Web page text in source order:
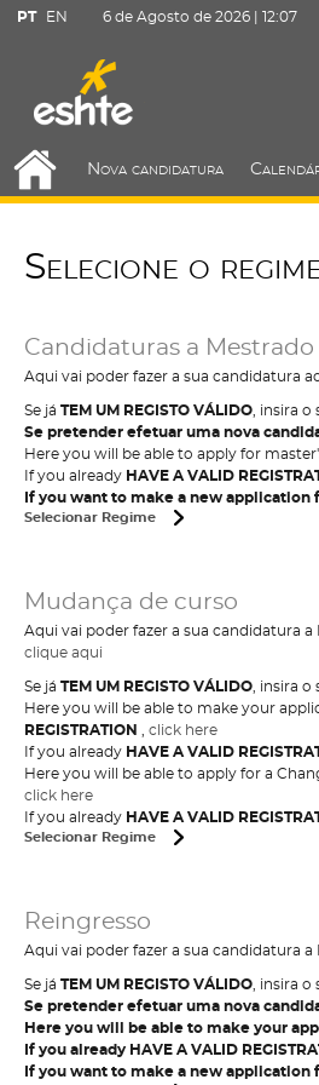
PT EN 6 de Agosto de 2026 | 12:07
Nova candidatura
Selecione o
Candidaturas a Mestrado
Aqui vai poder fazer a sua candidatura
Se já TEM UM REGISTO VÁLIDO , insira
Se pretender efetuar uma nova
Here you will be able to apply for
If you already HAVE A VALID
If you want to make a new
Selecionar Regime
Mudança de curso
Aqui vai poder fazer a sua candidatura
clique aqui
Se já TEM UM REGISTO VÁLIDO , insira
Here you will be able to make your
REGISTRATION
click here
If you already HAVE A VALID
Here you will be able to apply for a
click here
If you already HAVE A VALID
Selecionar Regime
Reingresso
Aqui vai poder fazer a sua candidatura a
Se já TEM UM REGISTO VÁLIDO , insira
Se pretender efetuar uma nova
Here you will be able to make your
If you already HAVE A VALID
If you want to make a new